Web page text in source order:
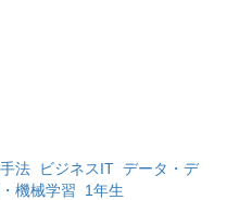
法 ビジネスIT データ・デ
機械学習 1年生